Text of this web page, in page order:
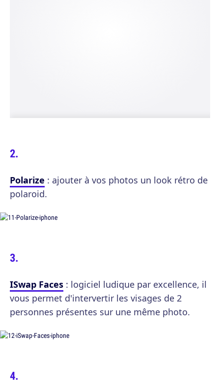
Polarize : ajouter à vos photos un look rétro de
polaroid.
ISwap Faces : logiciel ludique par excellence, il
vous permet d'intervertir les visages de 2
personnes présentes sur une même photo.